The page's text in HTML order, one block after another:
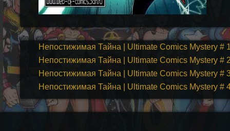
Непостижимая Тайна | Ultimate Comics Mystery #
Непостижимая Тайна | Ultimate Comics Mystery #
Непостижимая Тайна | Ultimate Comics Mystery #
Непостижимая Тайна | Ultimate Comics Mystery #